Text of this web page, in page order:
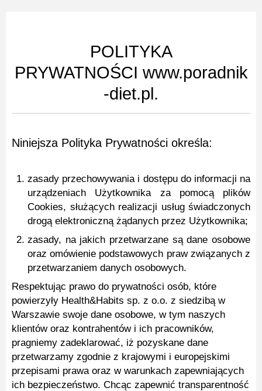
POLITYKA
PRYWATNOŚCI www.poradnik
-diet.pl.
Niniejsza Polityka Prywatności określa:
zasady przechowywania i dostępu do informacji na
urządzeniach Użytkownika za pomocą plików
Cookies, służących realizacji usług świadczonych
drogą elektroniczną żądanych przez Użytkownika;
zasady, na jakich przetwarzane są dane osobowe
oraz omówienie podstawowych praw związanych z
przetwarzaniem danych osobowych.
Respektując prawo do prywatności osób, które
powierzyły Health&Habits sp. z o.o. z siedzibą w
Warszawie swoje dane osobowe, w tym naszych
klientów oraz kontrahentów i ich pracowników,
pragniemy zadeklarować, iż pozyskane dane
przetwarzamy zgodnie z krajowymi i europejskimi
przepisami prawa oraz w warunkach zapewniających
ich bezpieczeństwo. Chcąc zapewnić transparentność